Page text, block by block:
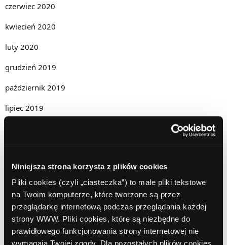
Niniejsza strona korzysta z plików cookies
Pliki cookies (czyli „ciasteczka”) to małe pliki tekstowe
na Twoim komputerze, które tworzone są przez
przeglądarkę internetową podczas przeglądania każdej
strony WWW. Pliki cookies, które są niezbędne do
prawidłowego funkcjonowania strony internetowej nie
wymagają Twojej zgody. Dla pozostałych plików cookies
czerwiec 2020
kwiecień 2020
luty 2020
grudzień 2019
październik 2019
lipiec 2019
kwiecień 2019
listopad 2018
październik 2018